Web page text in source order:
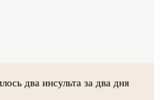
два инсульта за два дня